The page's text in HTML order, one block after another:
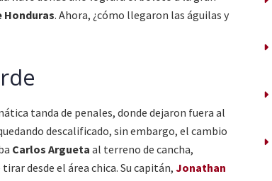
Honduras. Ahora, ¿cómo llegaron las águilas y
tanda de penales, donde dejaron fuera al
descalificado, sin embargo, el cambio
Carlos Argueta al terreno de cancha,
desde el área chica. Su capitán, Jonathan